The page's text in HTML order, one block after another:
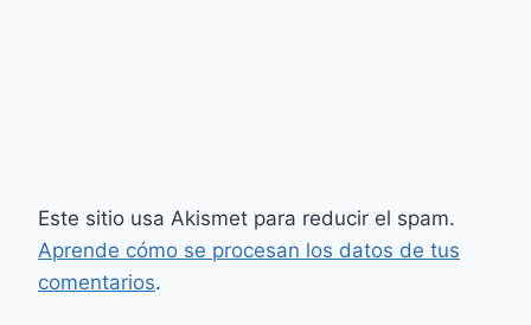
Este sitio usa Akismet para reducir el spam.
Aprende cómo se procesan los datos de tus
comentarios.